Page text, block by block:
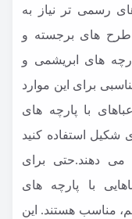
رسمی تر نیاز به
طرح های برجسته و
های ابریشمی و
برای این موارد
با پارچه های
شکیل استفاده کنید
دهند.حتی برای
با پارچه های
مناسب هستند. این